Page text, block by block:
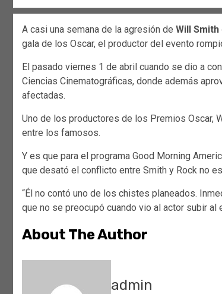
A casi una semana de la agresión de Will Smith
gala de los Oscar, el productor del evento
El pasado viernes 1 de abril cuando se dio a
Ciencias Cinematográficas, donde además
afectadas.
Uno de los productores de los Premios Oscar,
entre los famosos.
Y es que para el programa Good Morning
que desató el conflicto entre Smith y Rock no
“Él no contó uno de los chistes planeados.
que no se preocupó cuando vio al actor subir
About The Author
admin